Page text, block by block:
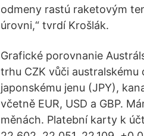
odmeny rastú raketovým
úrovni,“ tvrdí Krošlák.
Grafické porovnanie
trhu CZK vůči australskému
japonskému jenu (JPY),
včetně EUR, USD a GBP.
měnách. Platební karty k